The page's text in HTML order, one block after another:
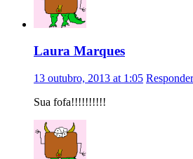
Laura Marques
13 outubro, 2013 at 1:05 Responder
Sua fofa!!!!!!!!!!